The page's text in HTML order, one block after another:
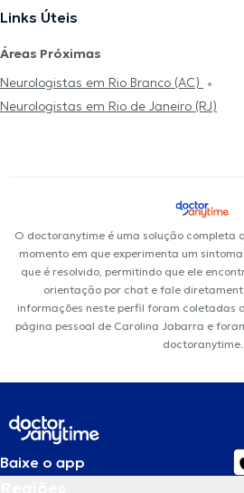
Links Úteis
Áreas Próximas
Neurologistas em Rio Branco (AC)
Neurologistas em Rio de Janeiro (RJ)
O doctoranytime é uma solução completa
momento em que experimenta um
que é resolvido, permitindo que ele
orientação por chat e fale
informações neste perfil foram coletadas
página pessoal de Carolina Jabarra e
doctoranytime.
Baixe o app